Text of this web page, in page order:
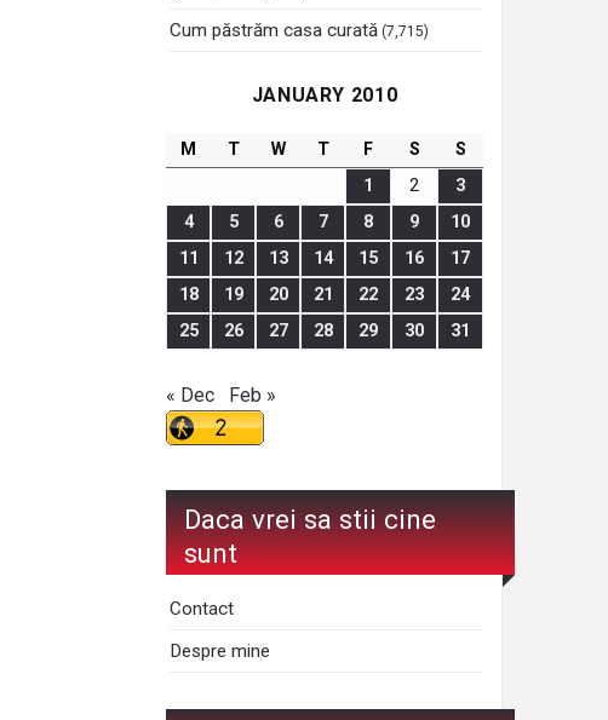
Cum păstrăm casa curată (7,715)
JANUARY 2010
M T W T F S
S
1
2
3
4
5 6 7 8 9
10
11
12 13 14 15 16
17
18
19 20 21 22 23
24
25
26 27 28 29 30 31
« Dec Feb »
Daca vrei sa stii cine
sunt
Contact
Despre mine